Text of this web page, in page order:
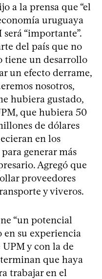
a la prensa que “el
uruguaya
“importante”.
del país que no
tiene un desarrollo
un efecto derrame,
nosotros,
hubiera gustado,
que hubiera 50
de dólares
en los
generar más
Agregó que
proveedores
y viveros.
“un potencial
en su experiencia
y con la de
que haya
trabajar en el